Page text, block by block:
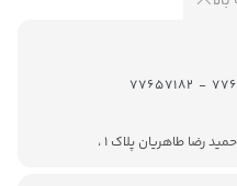
دلیل کم هزینه و فوری بودن،
رضا طاهریان پلاک 1 ،